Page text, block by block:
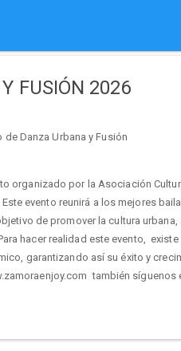
FUSIÓN 2026
Danza Urbana y Fusión
organizado por la Asociación
Este evento reunirá a los mejores
de promover la cultura urbana,
hacer realidad este evento, existe
garantizando así su éxito y
también síguenos